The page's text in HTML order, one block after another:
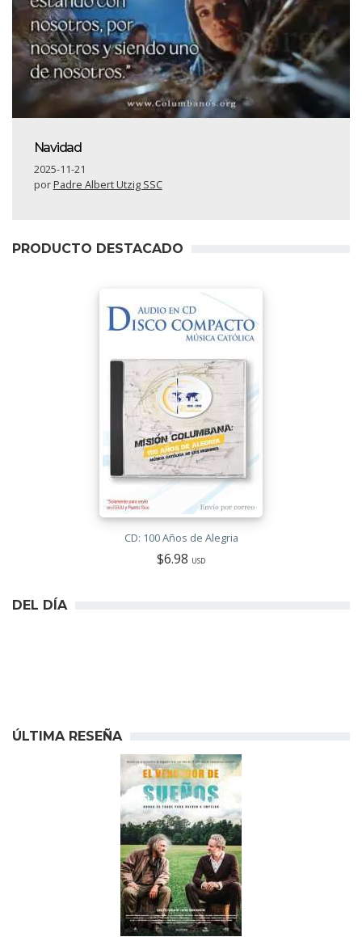
Navidad
2025-11-21
porPadre Albert Utzig SSC
PRODUCTO DESTACADO
CD: 100 Años de Alegria
$6.98 USD
DEL DÍA
ÚLTIMA RESEÑA